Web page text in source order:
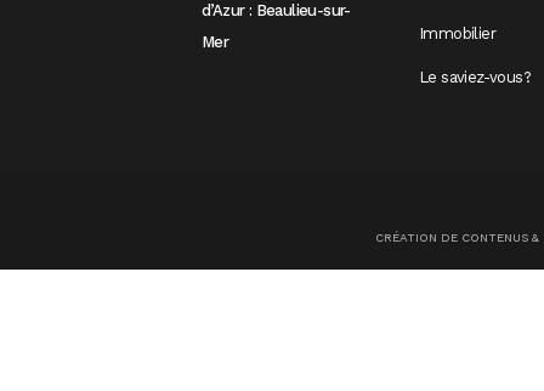
d’Azur : Beaulieu-sur-
Mer
Immobilier
Le saviez-vous?
CRÉATION DE CONTENUS